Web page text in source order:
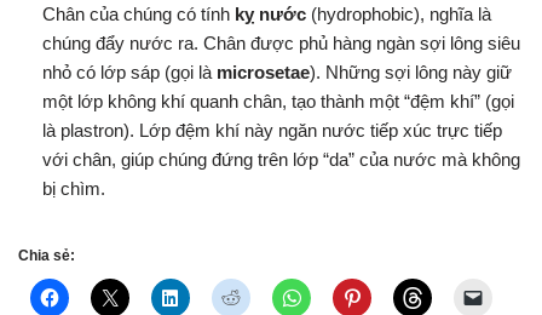
Chân của chúng có tính kỵ nước (hydrophobic), nghĩa là
chúng đẩy nước ra. Chân được phủ hàng ngàn sợi lông siêu
nhỏ có lớp sáp (gọi là microsetae). Những sợi lông này giữ
một lớp không khí quanh chân, tạo thành một “đệm khí” (gọi
là plastron). Lớp đệm khí này ngăn nước tiếp xúc trực tiếp
với chân, giúp chúng đứng trên lớp “da” của nước mà không
bị chìm.
Chia sẻ: